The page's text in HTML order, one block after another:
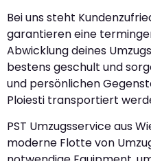
Bei uns steht
garantieren eine
Abwicklung deines
bestens geschult und
und persönlichen
Ploiesti transportiert
PST Umzugsservice aus
moderne Flotte von